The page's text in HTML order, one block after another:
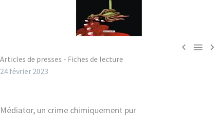
  
Articles de presses - Fiches de lecture
24 février 2023
Médiator, un crime chimiquement pur